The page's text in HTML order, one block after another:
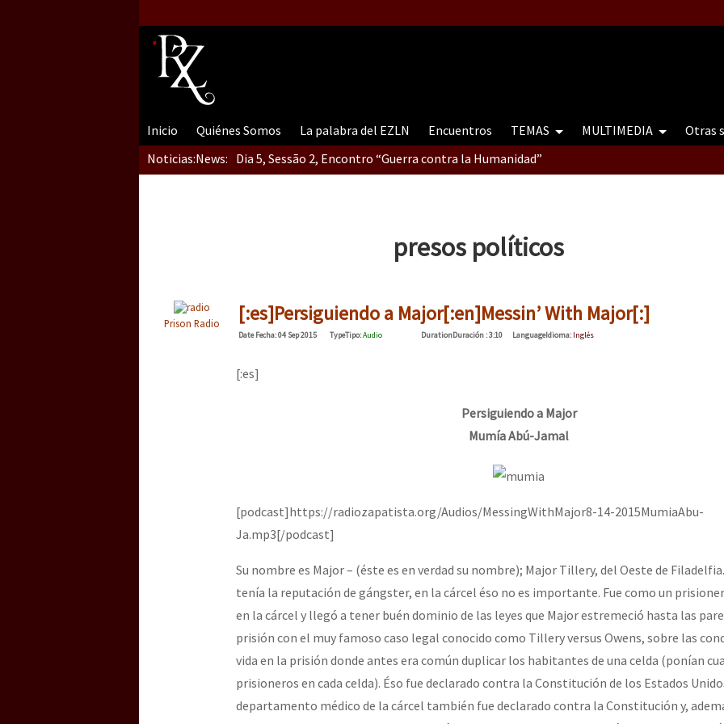
Inicio Quiénes Somos La palabra del EZLN Encuentros TEMAS MULTIMEDIA Otras
Noticias:News: Dia 5, Sessão 2, Encontro “Guerra contra la Humanidad”
Dia 2 do Encontro “Guerra contra a Humanidad”
[CDMX – 20 julio] Jornadas globales por la libertad de Jesús Plácido Galindo y el alto a la
“Sonhando a Terra do Bem Virá” se publica no Estado Espanhol
Se o México sabe, que o mundo saiba! Nossas lutas pela memória, a justiça e a dignidade
presos políticos
Prison Radio [:es]Persiguiendo a Major[:en]Messin’ With Major[:]
DateFecha: 04 Sep 2015 TypeTipo:Audio DurationDuración: 3:10 LanguageIdioma: Inglés
[:es]
Persiguiendo a Major
Mumía Abú-Jamal
[podcast]https://radiozapatista.org/Audios/MessingWithMajor8-14-2015MumiaAbu-
Ja.mp3[/podcast]
Su nombre es Major – (éste es en verdad su nombre); Major Tillery, del Oeste de
tenía la reputación de gángster, en la cárcel éso no es importante. Fue como un
en la cárcel y llegó a tener buén dominio de las leyes que Major estremeció hasta las
prisión con el muy famoso caso legal conocido como Tillery versus Owens, sobre las
vida en la prisión donde antes era común duplicar los habitantes de una celda (ponían
prisioneros en cada celda). Éso fue declarado contra la Constitución de los Estados
departamento médico de la cárcel también fue declarado contra la Constitución y,